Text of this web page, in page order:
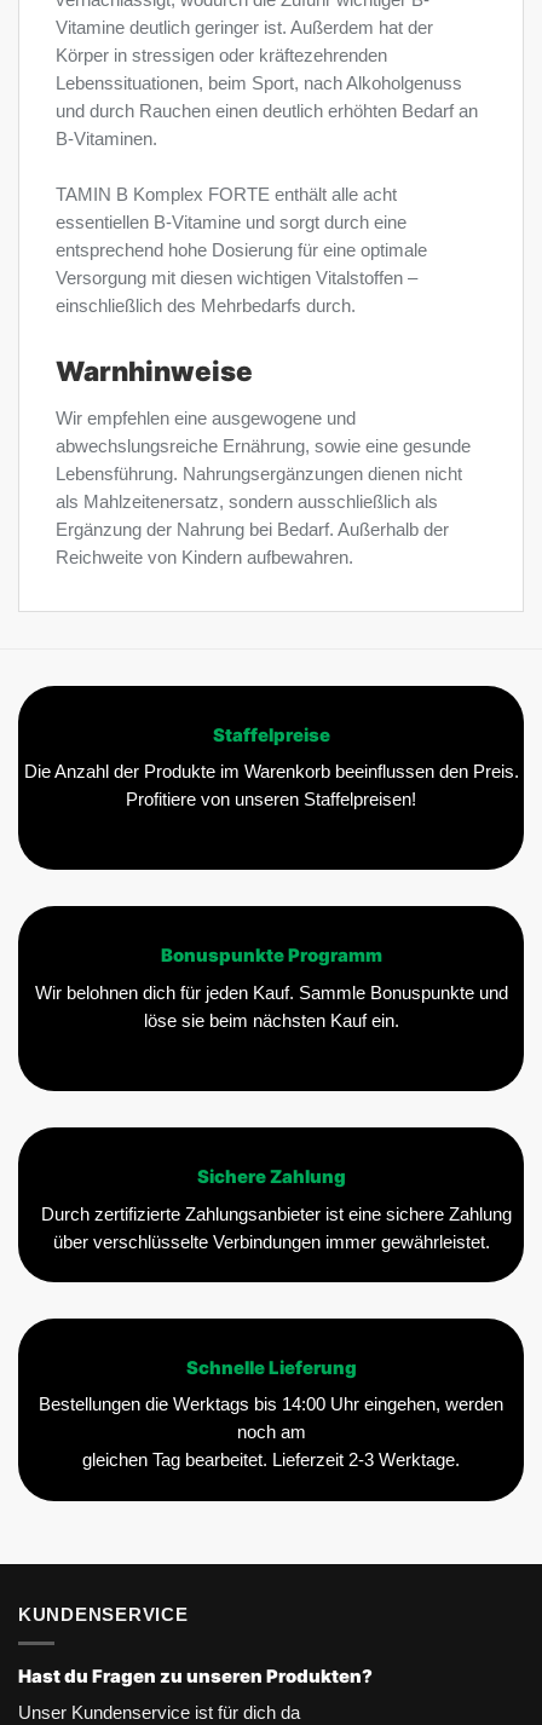
Vitamine deutlich geringer ist. Außerdem hat der
Körper in stressigen oder kräftezehrenden
Lebenssituationen, beim Sport, nach Alkoholgenuss
und durch Rauchen einen deutlich erhöhten Bedarf an
B-Vitaminen.
TAMIN B Komplex FORTE enthält alle acht
essentiellen B-Vitamine und sorgt durch eine
entsprechend hohe Dosierung für eine optimale
Versorgung mit diesen wichtigen Vitalstoffen –
einschließlich des Mehrbedarfs durch.
Warnhinweise
Wir empfehlen eine ausgewogene und
abwechslungsreiche Ernährung, sowie eine gesunde
Lebensführung. Nahrungsergänzungen dienen nicht
als Mahlzeitenersatz, sondern ausschließlich als
Ergänzung der Nahrung bei Bedarf. Außerhalb der
Reichweite von Kindern aufbewahren.
Staffelpreise
Die Anzahl der Produkte im Warenkorb beeinflussen den Preis.
Profitiere von unseren Staffelpreisen!
Bonuspunkte Programm
Wir belohnen dich für jeden Kauf. Sammle Bonuspunkte und
löse sie beim nächsten Kauf ein.
Sichere Zahlung
Durch zertifizierte Zahlungsanbieter ist eine sichere Zahlung
über verschlüsselte Verbindungen immer gewährleistet.
Schnelle Lieferung
Bestellungen die Werktags bis 14:00 Uhr eingehen, werden
noch am
gleichen Tag bearbeitet. Lieferzeit 2-3 Werktage.
KUNDENSERVICE
Hast du Fragen zu unseren Produkten?
Unser Kundenservice ist für dich da